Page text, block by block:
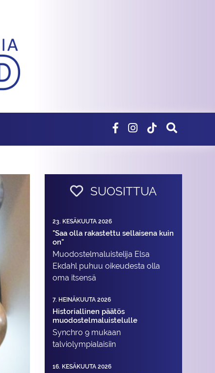
SUOSITTUA
23. KESÄKUUTA 2026
"Saa olla rakastettu sellaisena kuin
on"
Muodostelma­luistelija Elsa
Ekdahl puhuu oikeudesta olla
oma itsensä
7. HEINÄKUUTA 2026
Historiallinen päätös
muodostelmaluistelulle
Synchro 9 mukaan
talviolympialaisiin
16. KESÄKUUTA 2026